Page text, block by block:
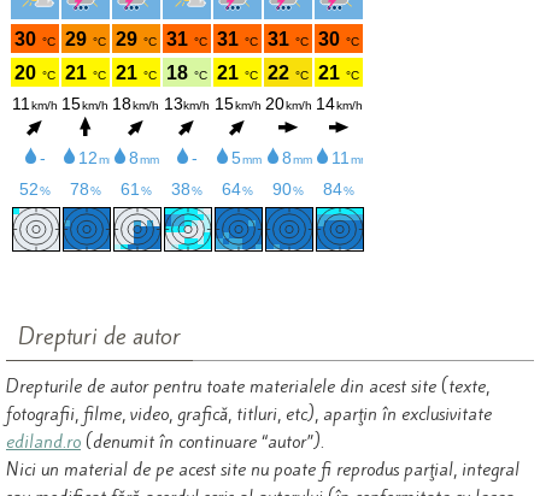
Drepturi de autor
Drepturile de autor pentru toate materialele din acest site (texte,
fotografii, filme, video, grafică, titluri, etc), aparţin în exclusivitate
ediland.ro (denumit în continuare “autor”).
Nici un material de pe acest site nu poate fi reprodus parţial, integral